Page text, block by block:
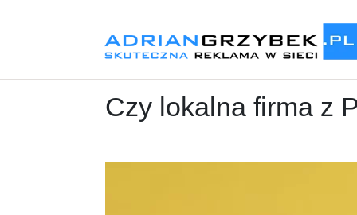
Czy lokalna firma z